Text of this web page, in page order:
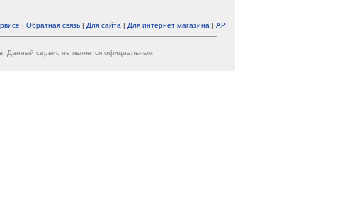
| Обратная связь | Для сайта | Для интернет магазина | API
Данный сервис не является официальным